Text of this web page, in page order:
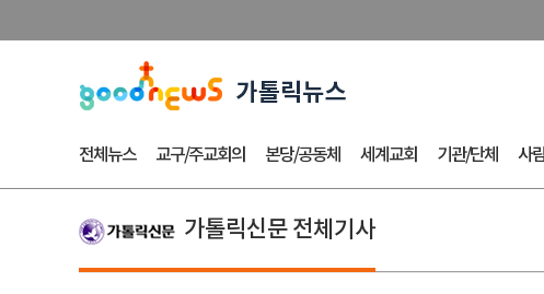
전체뉴스 교구/주교회의 본당/공동체 세계교회 기관/단체 사
가톨릭신문 전체기사